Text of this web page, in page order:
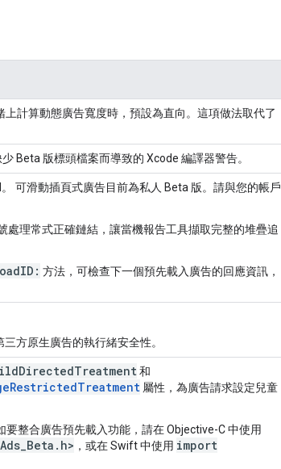
上計算動態廣告寬度時，預設為直向。這項做法取代了
Beta 版標頭檔案而導致的 Xcode 編譯器警告。
可滑動插頁式廣告目前為私人 Beta 版。請與您的帳戶
處理常式正確鏈結，讓當機報告工具擷取完整的堆疊追
方法，可檢查下一個預先載入廣告的回應資訊，
方原生廣告的執行緒安全性。
和
屬性，為廣告請求設定兒童
整合廣告預先載入功能，請在 Objective-C 中使用
，或在 Swift 中使用 import